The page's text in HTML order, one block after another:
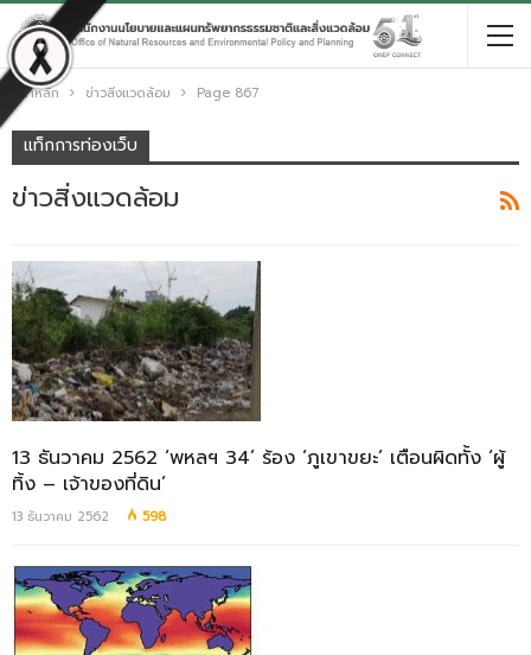
หน้าหลัก ข่าวสิ่งแวดล้อม Page 867
แท็กการท่องเว็บ
ข่าวสิ่งแวดล้อม
13 ธันวาคม 2562 ‘พหลฯ 34’ ร้อง ‘ภูเขาขยะ’ เตือนผิดทั้ง ‘ผู้
ทิ้ง – เจ้าของที่ดิน’
13 ธันวาคม 2562 598